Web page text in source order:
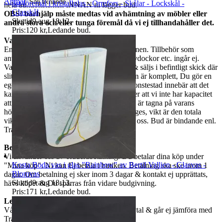
hela auktionstexten INNAN ni lägger bud.
OBS! bärhjälp måste medtas vid avhämtning av möbler eller
andra stora och/eller tunga föremål då vi ej tillhandahåller det.
Varubeskrivning
Endast det ni ser på bilderna ingår i auktionen. Tillbehör som
används vid fotografering, som stativ, provdockor etc. ingår ej.
Varorna är begagnade om ej annat anges & säljs i befintligt skick där
slitage kan finnas. Vi garanterar ej att varan är komplett, Du gör en
egen bedömning enligt bilderna. Ej funktionstestad innebär att det
kan saknas delar, att den är ur funktion eller att vi inte har kapacitet
att utföra ett funktionstest. Mått som anges är tagna på varans
högsta/längsta/bredaste del om annat ej anges, vikt är den totala
vikten på varan. Vid frågor måste ni maila oss. Bud är bindande enl.
Traderas regler.
Betalning
Vi använder oss av Traderabetalning. Du betalar dina köp under
"Mina köp". Ni kan Ej betala i butiken. Betalning ska ske inom 1
dagar. Om betalning ej sker inom 3 dagar & kontakt ej upprättats,
hävs köpet & Du spärras från vidare budgivning.
Leverans & Samfrakt
Våra fraktpriser baseras på eget företagsavtal & går ej jämföra med
Traderas rabatterade fraktpriser.
Sälj liknande
3st föremål i kristallglas - Orrefors - Skålar - Lockskål -
Glasskål
Sluttid9 aug 18:12.
Pris:120 kr,Ledande bud.
Kosta Boda vas i glas "Rainbow" av Bertil Vallien - Glasvas -
Blomvas
Sluttid9 aug 18:13.
Pris:171 kr,Ledande bud.